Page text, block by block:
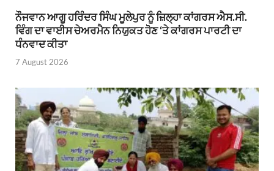
ਨੌਜਵਾਨ ਆਗੂ ਹਰਿੰਦਰ ਸਿੰਘ ਮੂਲੇਪੁਰ ਨੂੰ ਜ਼ਿਲ੍ਹਾ ਕਾਂਗਰਸ ਐਸ.ਸੀ.
ਵਿੰਗ ਦਾ ਵਾਈਸ ਚੇਅਰਮੈਨ ਨਿਯੁਕਤ ਹੋਣ ‘ਤੇ ਕਾਂਗਰਸ ਪਾਰਟੀ ਦਾ
ਧੰਨਵਾਦ ਕੀਤਾ
7 August 2026